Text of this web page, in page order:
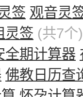
签 观音灵
灵签 (共7个)
全期计算器
佛教日历查